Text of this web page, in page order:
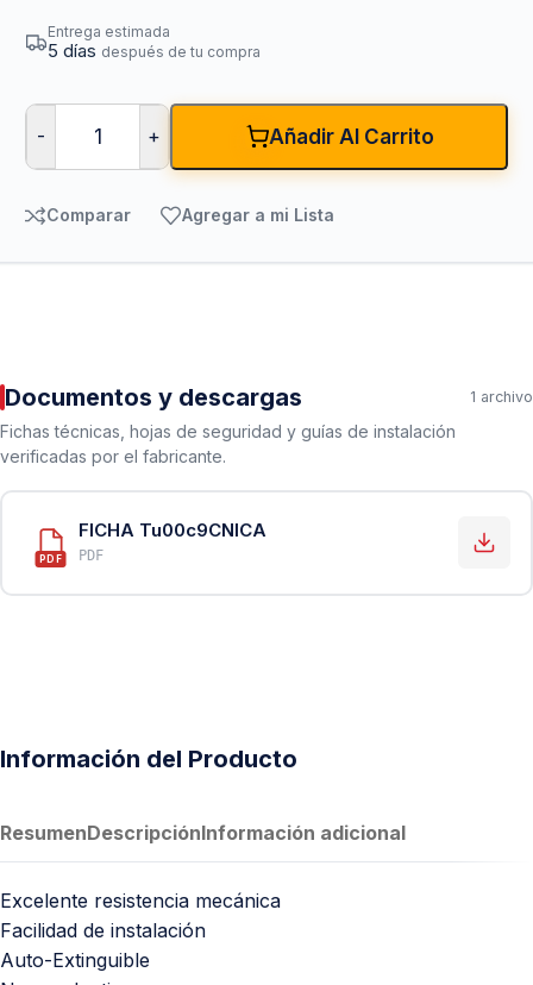
Entrega estimada
5 días después de tu compra
- + Añadir Al Carrito
Comparar Agregar a mi Lista
Documentos y descargas 1 archivo
Fichas técnicas, hojas de seguridad y guías de instalación
verificadas por el fabricante.
PDF
FICHA Tu00c9CNICA
PDF
Información del Producto
ResumenDescripciónInformación adicional
Excelente resistencia mecánica
Facilidad de instalación
Auto-Extinguible